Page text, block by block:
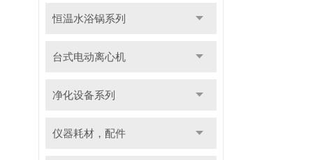
恒温水浴锅系列
台式电动离心机
净化设备系列
仪器耗材，配件